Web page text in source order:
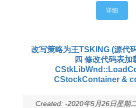
详细
改写策略为王TSKING (源代
四 修改代码表加
CStockContainer &
Created: -2020年5月26日星期